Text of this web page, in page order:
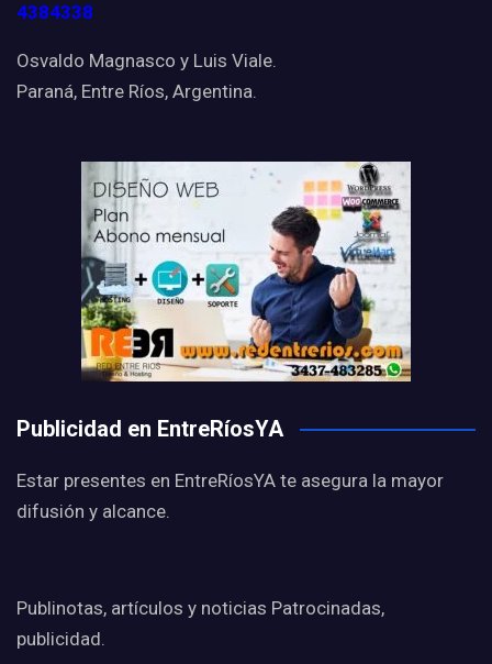
4384338
Osvaldo Magnasco y Luis Viale.
Paraná, Entre Ríos, Argentina.
Publicidad en EntreRíosYA
Estar presentes en EntreRíosYA te asegura la mayor
difusión y alcance.
Publinotas, artículos y noticias Patrocinadas,
publicidad.